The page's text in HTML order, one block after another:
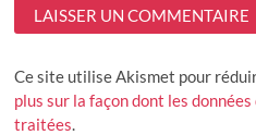
Ce site utilise Akismet pour
plus sur la façon dont les
traitées.